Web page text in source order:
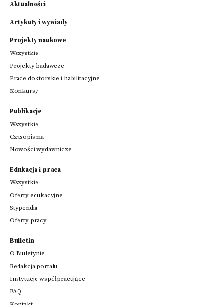
Aktualności
Artykuły i wywiady
Projekty naukowe
Wszystkie
Projekty badawcze
Prace doktorskie i habilitacyjne
Konkursy
Publikacje
Wszystkie
Czasopisma
Nowości wydawnicze
Edukacja i praca
Wszystkie
Oferty edukacyjne
Stypendia
Oferty pracy
Bulletin
O Biuletynie
Redakcja portalu
Instytucje współpracujące
FAQ